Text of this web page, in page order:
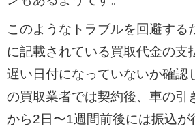
このようなトラブルを回避する
に記載されている買取代金の支
遅い日付になっていないか確認
の買取業者では契約後、車の引
から2日〜1週間前後には振込が